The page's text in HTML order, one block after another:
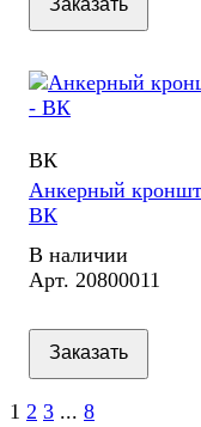
ВК
Анкерный
ВК
В наличии
Арт. 20800011
Заказать
1 2 3 ... 8